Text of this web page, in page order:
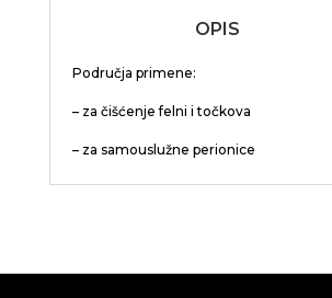
OPIS
Područja primene:
– za čišćenje felni i točkova
– za samouslužne perionice